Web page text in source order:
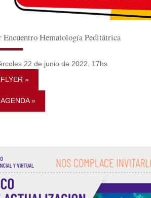
Encuentro Hematología Peditátrica
22 de junio de 2022. 17hs
FLYER »
AGENDA »